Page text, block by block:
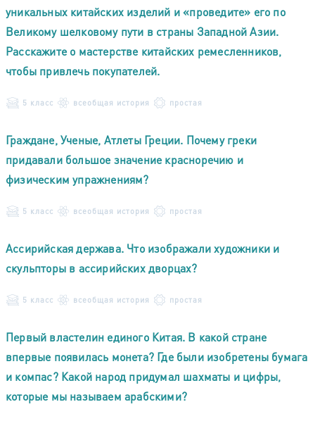
уникальных китайских изделий и «проведите» его по
Великому шелковому пути в страны Западной Азии.
Расскажите о мастерстве китайских ремесленников,
чтобы привлечь покупателей.
5 класс всеобщая история простая
Граждане, Ученые, Атлеты Греции. Почему греки
придавали большое значение красноречию и
физическим упражнениям?
5 класс всеобщая история простая
Ассирийская держава. Что изображали художники и
скульпторы в ассирийских дворцах?
5 класс всеобщая история простая
Первый властелин единого Китая. В какой стране
впервые появилась монета? Где были изобретены бумага
и компас? Какой народ придумал шахматы и цифры,
которые мы называем арабскими?